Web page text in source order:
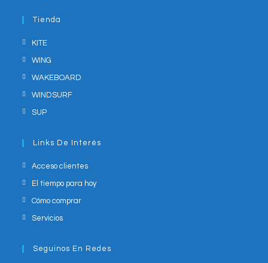
Tienda
KITE
WING
WAKEBOARD
WINDSURF
SUP
Links De Interés
Acceso clientes
El tiempo para hoy
Cómo comprar
Servicios
Seguinos En Redes